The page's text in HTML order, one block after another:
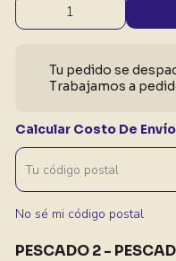
Tu pedido se
Trabajamos a
Calcular Costo De
No sé mi código postal
PESCADO 2 -